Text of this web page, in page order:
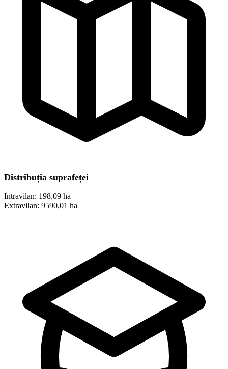
Distribuția suprafeței
Intravilan: 198,09 ha
Extravilan: 9590,01 ha